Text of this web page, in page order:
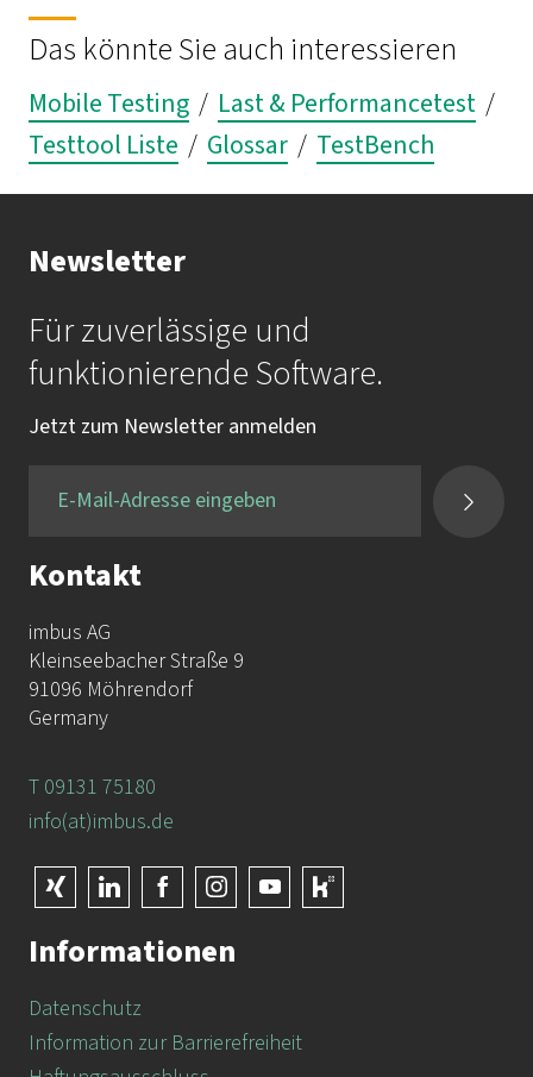
Ihr Ansprechpartner bei imbus
Mail: outsourcing@imbus.de
Tel.:
+49 09131 7518-0
Das könnte Sie auch interessieren
Mobile Testing / Last & Performancetest /
Testtool Liste / Glossar / TestBench
Newsletter
Für zuverlässige und
funktionierende Software.
Jetzt zum Newsletter anmelden
Kontakt
imbus AG
Kleinseebacher Straße 9
91096 Möhrendorf
Germany
T 09131 75180
info(at)imbus.de
Informationen
Datenschutz
Information zur Barrierefreiheit